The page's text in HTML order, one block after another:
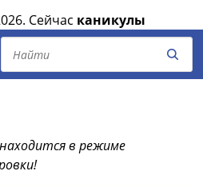
Сейчас каникулы
в режиме